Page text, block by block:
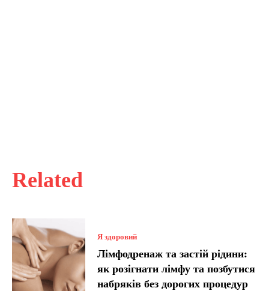
Related
Я здоровий
Лімфодренаж та застій рідини:
як розігнати лімфу та позбутися
набряків без дорогих процедур